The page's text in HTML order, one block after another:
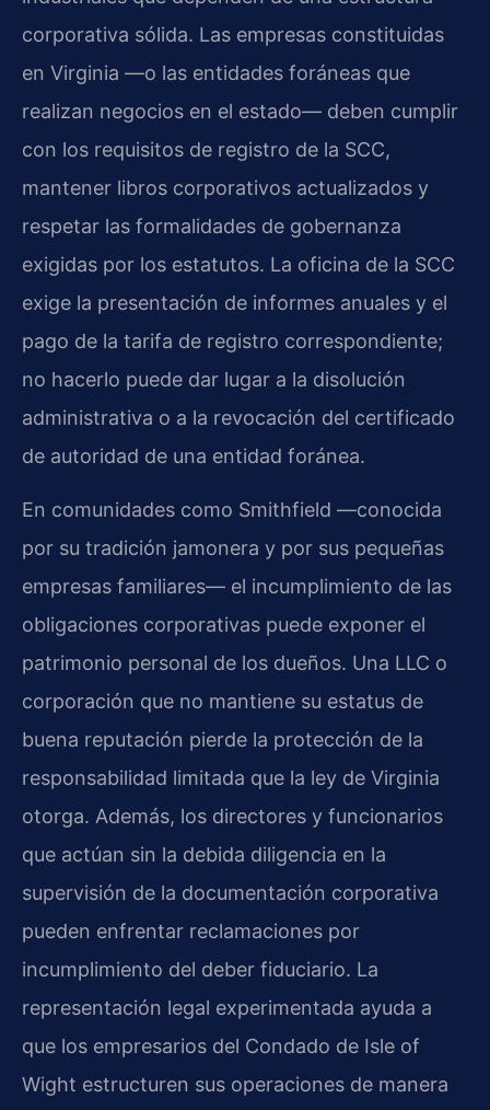
corporativa sólida. Las empresas constituidas
en Virginia —o las entidades foráneas que
realizan negocios en el estado— deben cumplir
con los requisitos de registro de la SCC,
mantener libros corporativos actualizados y
respetar las formalidades de gobernanza
exigidas por los estatutos. La oficina de la SCC
exige la presentación de informes anuales y el
pago de la tarifa de registro correspondiente;
no hacerlo puede dar lugar a la disolución
administrativa o a la revocación del certificado
de autoridad de una entidad foránea.
En comunidades como Smithfield —conocida
por su tradición jamonera y por sus pequeñas
empresas familiares— el incumplimiento de las
obligaciones corporativas puede exponer el
patrimonio personal de los dueños. Una LLC o
corporación que no mantiene su estatus de
buena reputación pierde la protección de la
responsabilidad limitada que la ley de Virginia
otorga. Además, los directores y funcionarios
que actúan sin la debida diligencia en la
supervisión de la documentación corporativa
pueden enfrentar reclamaciones por
incumplimiento del deber fiduciario. La
representación legal experimentada ayuda a
que los empresarios del Condado de Isle of
Wight estructuren sus operaciones de manera